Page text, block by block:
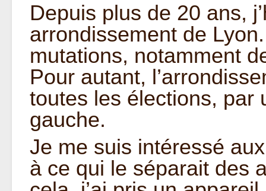
Depuis plus de 20 ans,
arrondissement de
mutations, notamment
Pour autant,
toutes les élections, par
gauche.
Je me suis intéressé
à ce qui le séparait des